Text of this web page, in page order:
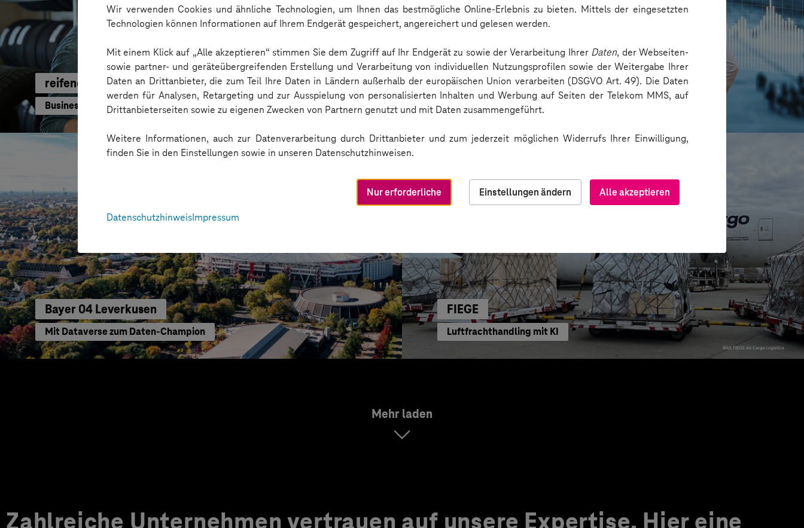
Wir verwenden Cookies und ähnliche Technologien, um Ihnen das bestmögliche Online-Erlebnis zu bieten. Mittels der eingesetzten
Technologien können Informationen auf Ihrem Endgerät gespeichert, angereichert und gelesen werden.
Mit einem Klick auf „Alle akzeptieren“ stimmen Sie dem Zugriff auf Ihr Endgerät zu sowie der Verarbeitung Ihrer Daten, der Webseiten-
sowie partner- und geräteübergreifenden Erstellung und Verarbeitung von individuellen Nutzungsprofilen sowie der Weitergabe Ihrer
Daten an Drittanbieter, die zum Teil Ihre Daten in Ländern außerhalb der europäischen Union verarbeiten (DSGVO Art. 49). Die Daten
werden für Analysen, Retargeting und zur Ausspielung von personalisierten Inhalten und Werbung auf Seiten der Telekom MMS, auf
Drittanbieterseiten sowie zu eigenen Zwecken von Partnern genutzt und mit Daten zusammengeführt.
Weitere Informationen, auch zur Datenverarbeitung durch Drittanbieter und zum jederzeit möglichen Widerrufs Ihrer Einwilligung,
finden Sie in den Einstellungen sowie in unseren Datenschutzhinweisen.
Alle akzeptieren
Nur erforderliche
Einstellungen ändern
DatenschutzhinweisImpressum
reifencom GmbH
Business GPT für eine sichere und effiziente KI-Nutzung
AOK Rheinland/Hamburg
Transparente Marketing-Insights
Bayer 04 Leverkusen
Mit Dataverse zum Daten-Champion
FIEGE
Luftfrachthandling mit KI
Mehr laden
Zahlreiche Unternehmen vertrauen auf unsere Expertise. Hier eine